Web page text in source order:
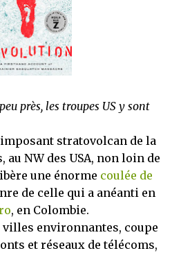
près, les troupes US y sont
stratovolcan de la
au NW des USA, non loin de
une énorme coulée de
de celle qui a anéanti en
, en Colombie.
villes environnantes, coupe
et réseaux de télécoms,